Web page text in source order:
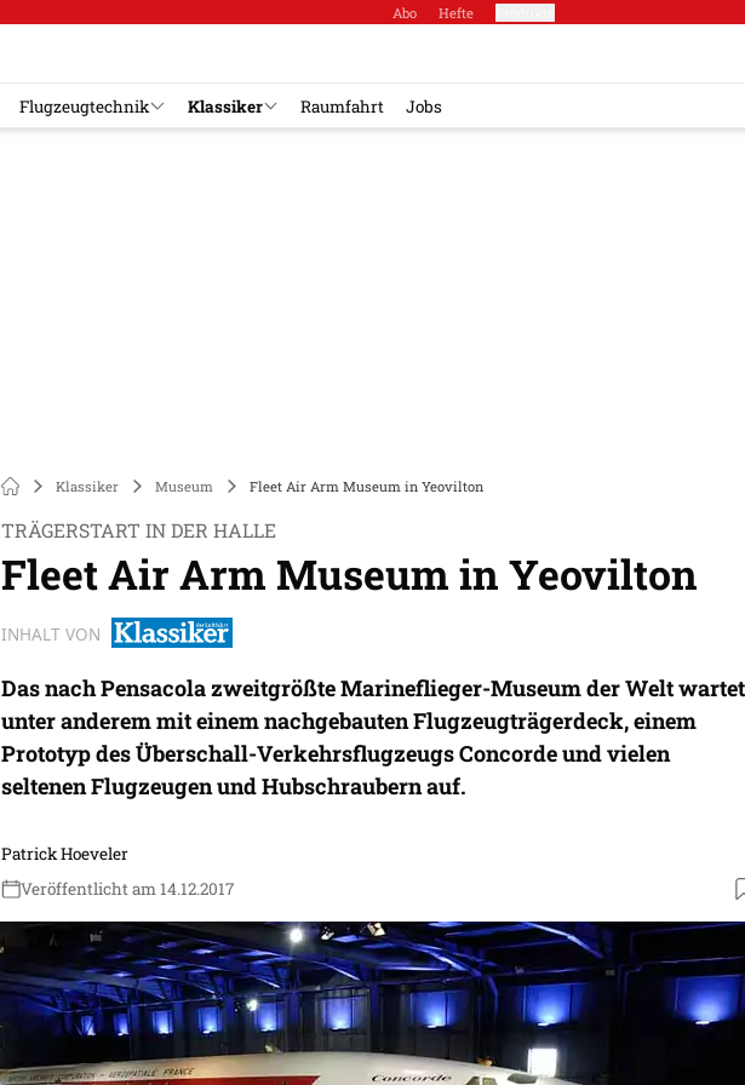
Abo Hefte
Flugzeugtechnik Klassiker Raumfahrt Jobs
Klassiker Museum Fleet Air Arm Museum in Yeovilton
TRÄGERSTART IN DER HALLE
Fleet Air Arm Museum in Yeovilton
INHALT VON
Das nach Pensacola zweitgrößte Marineflieger-Museum der Welt wartet
unter anderem mit einem nachgebauten Flugzeugträgerdeck, einem
Prototyp des Überschall-Verkehrsflugzeugs Concorde und vielen
seltenen Flugzeugen und Hubschraubern auf.
Patrick Hoeveler
Veröffentlicht am 14.12.2017